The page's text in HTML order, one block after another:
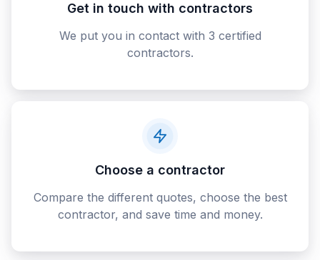
Get in touch with contractors
We put you in contact with 3 certified
contractors.
Choose a contractor
Compare the different quotes, choose the best
contractor, and save time and money.